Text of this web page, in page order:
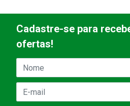
Cadastre-se para
ofertas!